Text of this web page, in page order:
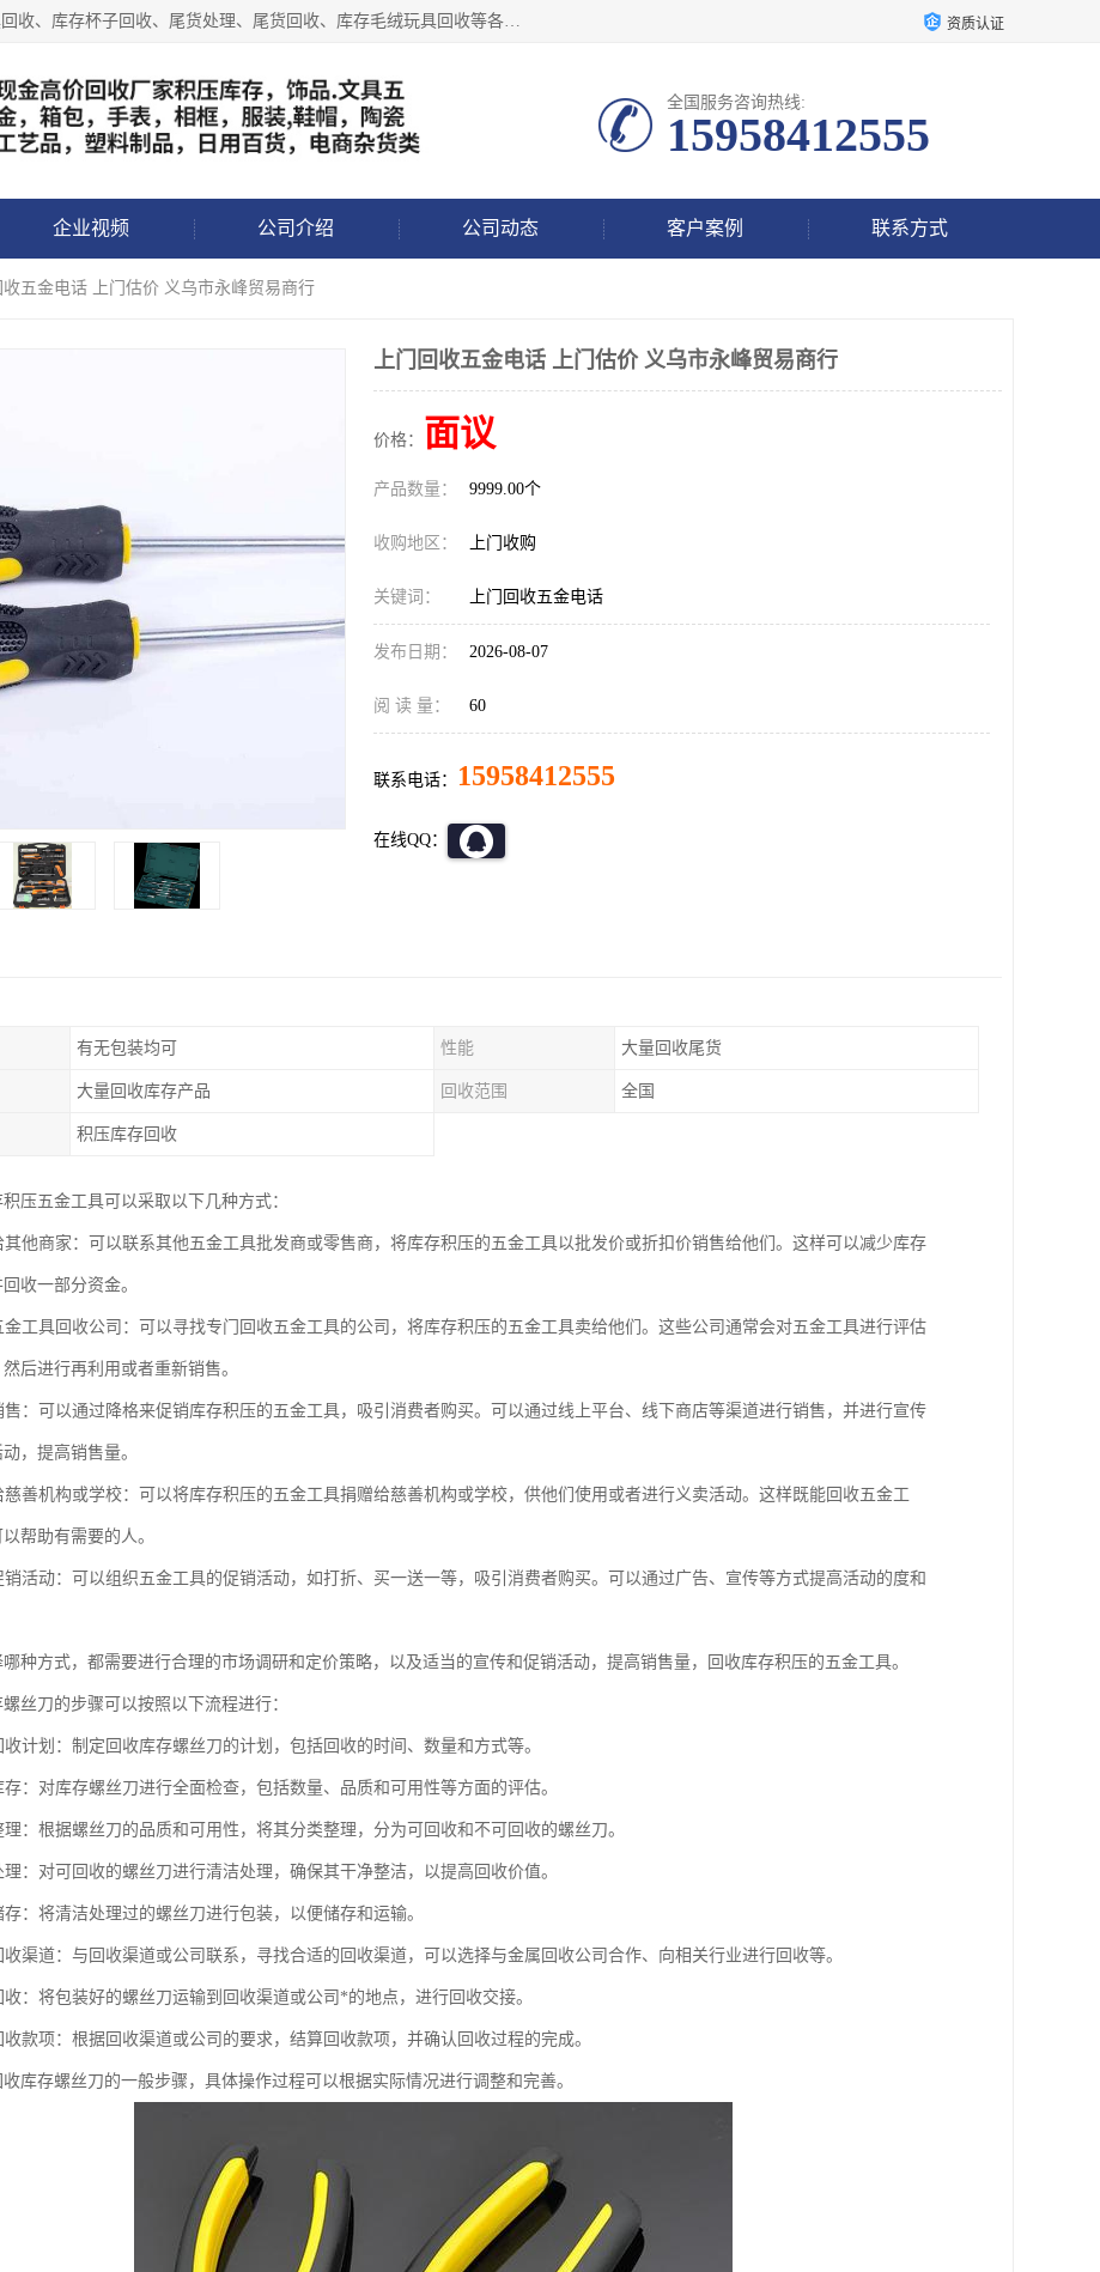
义乌永峰贸易商行长期从事:义乌库存回收、库存五金工具回收、库存杯子回收、尾货处理、尾货回收、库存毛绒玩具回收等各类产品库存回收，我们一直秉承：“，专业收购，价格从优，互惠互利，现金交易，价格公道”七大原则。欢迎有库存处理的老板来电洽谈! 资质认证
全国服务咨询热线:
15958412555
企业视频 公司介绍 公司动态 客户案例 联系方式
五金电话 上门估价 义乌市永峰贸易商行
上门回收五金电话 上门估价 义乌市永峰贸易商行
价格： 面议
产品数量： 9999.00个
收购地区： 上门收购
关键词： 上门回收五金电话
发布日期： 2026-08-07
阅 读 量： 60
联系电话： 15958412555
在线QQ：
有无包装均可 性能 大量回收尾货
大量回收库存产品 回收范围 全国
积压库存回收
积压五金工具可以采取以下几种方式：
其他商家：可以联系其他五金工具批发商或零售商，将库存积压的五金工具以批发价或折扣价销售给他们。这样可以减少库存
收一部分资金。
金工具回收公司：可以寻找专门回收五金工具的公司，将库存积压的五金工具卖给他们。这些公司通常会对五金工具进行评估
后进行再利用或者重新销售。
售：可以通过降格来促销库存积压的五金工具，吸引消费者购买。可以通过线上平台、线下商店等渠道进行销售，并进行宣传
，提高销售量。
慈善机构或学校：可以将库存积压的五金工具捐赠给慈善机构或学校，供他们使用或者进行义卖活动。这样既能回收五金工
帮助有需要的人。
销活动：可以组织五金工具的促销活动，如打折、买一送一等，吸引消费者购买。可以通过广告、宣传等方式提高活动的度和
种方式，都需要进行合理的市场调研和定价策略，以及适当的宣传和促销活动，提高销售量，回收库存积压的五金工具。
螺丝刀的步骤可以按照以下流程进行：
收计划：制定回收库存螺丝刀的计划，包括回收的时间、数量和方式等。
存：对库存螺丝刀进行全面检查，包括数量、品质和可用性等方面的评估。
理：根据螺丝刀的品质和可用性，将其分类整理，分为可回收和不可回收的螺丝刀。
理：对可回收的螺丝刀进行清洁处理，确保其干净整洁，以提高回收价值。
存：将清洁处理过的螺丝刀进行包装，以便储存和运输。
收渠道：与回收渠道或公司联系，寻找合适的回收渠道，可以选择与金属回收公司合作、向相关行业进行回收等。
收：将包装好的螺丝刀运输到回收渠道或公司*的地点，进行回收交接。
收款项：根据回收渠道或公司的要求，结算回收款项，并确认回收过程的完成。
库存螺丝刀的一般步骤，具体操作过程可以根据实际情况进行调整和完善。